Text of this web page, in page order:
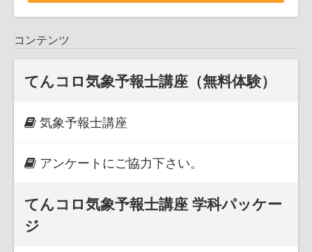
コンテンツ
てんコロ気象予報士講座（無料体験）
気象予報士講座
アンケートにご協力下さい。
てんコロ気象予報士講座 学科パッケー
ジ